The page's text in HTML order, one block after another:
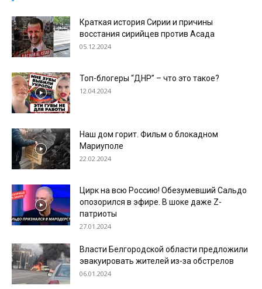
Краткая история Сирии и причины
восстания сирийцев против Асада
05.12.2024
Топ-блогеры “ДНР” – что это такое?
12.04.2024
Наш дом горит. Фильм о блокадном
Мариуполе
22.02.2024
Цирк на всю Россию! Обезумевший Сальдо
опозорился в эфире. В шоке даже Z-
патриоты
27.01.2024
Власти Белгородской области предложили
эвакуировать жителей из-за обстрелов
06.01.2024